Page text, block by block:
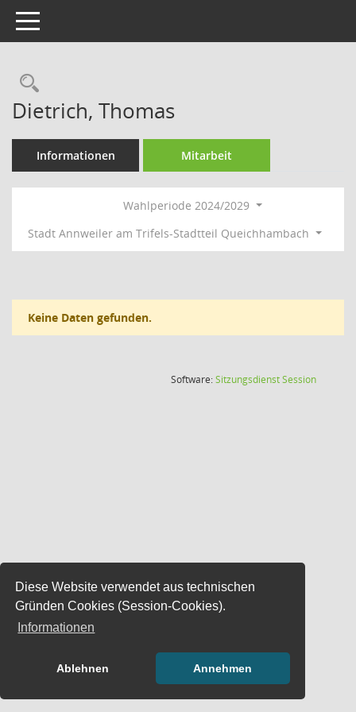
Diese Website verwendet aus technischen
Gründen Cookies (Session-Cookies).
Informationen
Ablehnen Annehmen
Toggle navigation
Rechercheauswahl
Dietrich, Thomas
Informationen Mitarbeit
Wahlperiode 2024/2029
Stadt Annweiler am Trifels-Stadtteil Queichhambach
Keine Daten gefunden.
Software:SitzungsdienstSession(Wird in